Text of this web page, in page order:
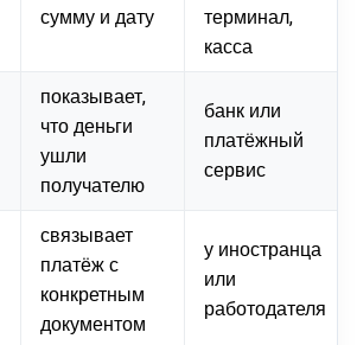
сумму и дату
терминал,
касса
показывает,
что деньги
ушли
получателю
банк или
платёжный
сервис
связывает
платёж с
конкретным
документом
у иностранца
или
работодателя